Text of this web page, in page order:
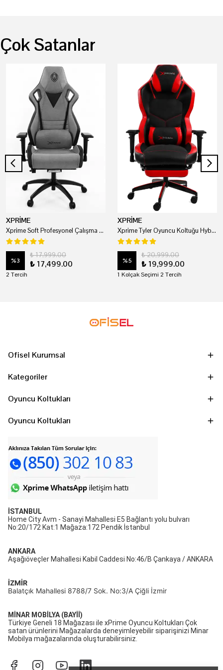
Çok Satanlar
XPRİME
Xprime Soft Profesyonel Çalışma Ve Oyuncu Koltuğu
%3
₺ 17,999.00
₺ 17,499.00
2 Tercih
XPRİME
Xprime Tyler Oyuncu Koltuğu Hybrid Kumaş Kırmızı
%5
₺ 20,999.00
₺ 19,999.00
1 Kolçak Seçimi 2 Tercih
Ofisel Kurumsal
Kategoriler
Oyuncu Koltukları
Oyuncu Koltukları
İSTANBUL
Home City Avm - Sanayi Mahallesi E5 Bağlantı yolu bulvarı
No:20/172 Kat:1 Mağaza:172 Pendik İstanbul
ANKARA
Aşağıöveçler Mahallesi Kabil Caddesi No:46/B Çankaya / ANKARA
İZMİR
Balatçık Mahallesi 8788/7 Sok. No:3/A Çiğli İzmir
MİNAR MOBİLYA (BAYİİ)
Türkiye Geneli 18 Mağazası ile xPrime Oyuncu Koltukları Çok
satan ürünlerini Mağazalarda deneyimleyebilir siparişinizi Minar
Mobilya mağazalarında oluşturabilirsiniz.